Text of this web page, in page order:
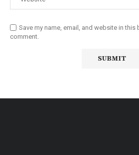
Save my name, email, and website in this
comment.